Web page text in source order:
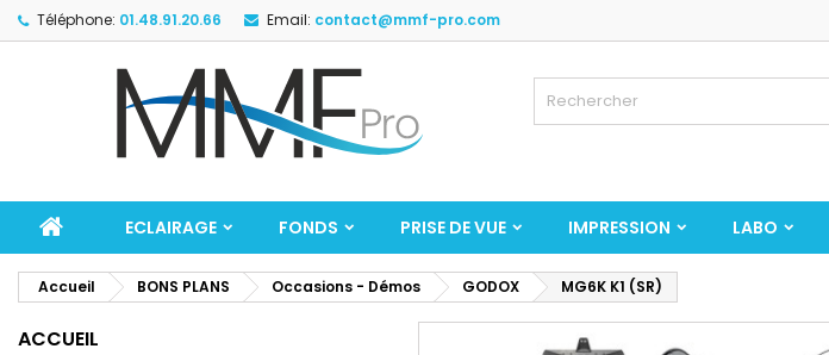
Téléphone: 01.48.91.20.66 Email: contact@mmf-pro.com
ECLAIRAGE FONDS PRISE DE VUE IMPRESSION LABO
Accueil BONS PLANS Occasions - Démos GODOX MG6K K1 (SR)
ACCUEIL